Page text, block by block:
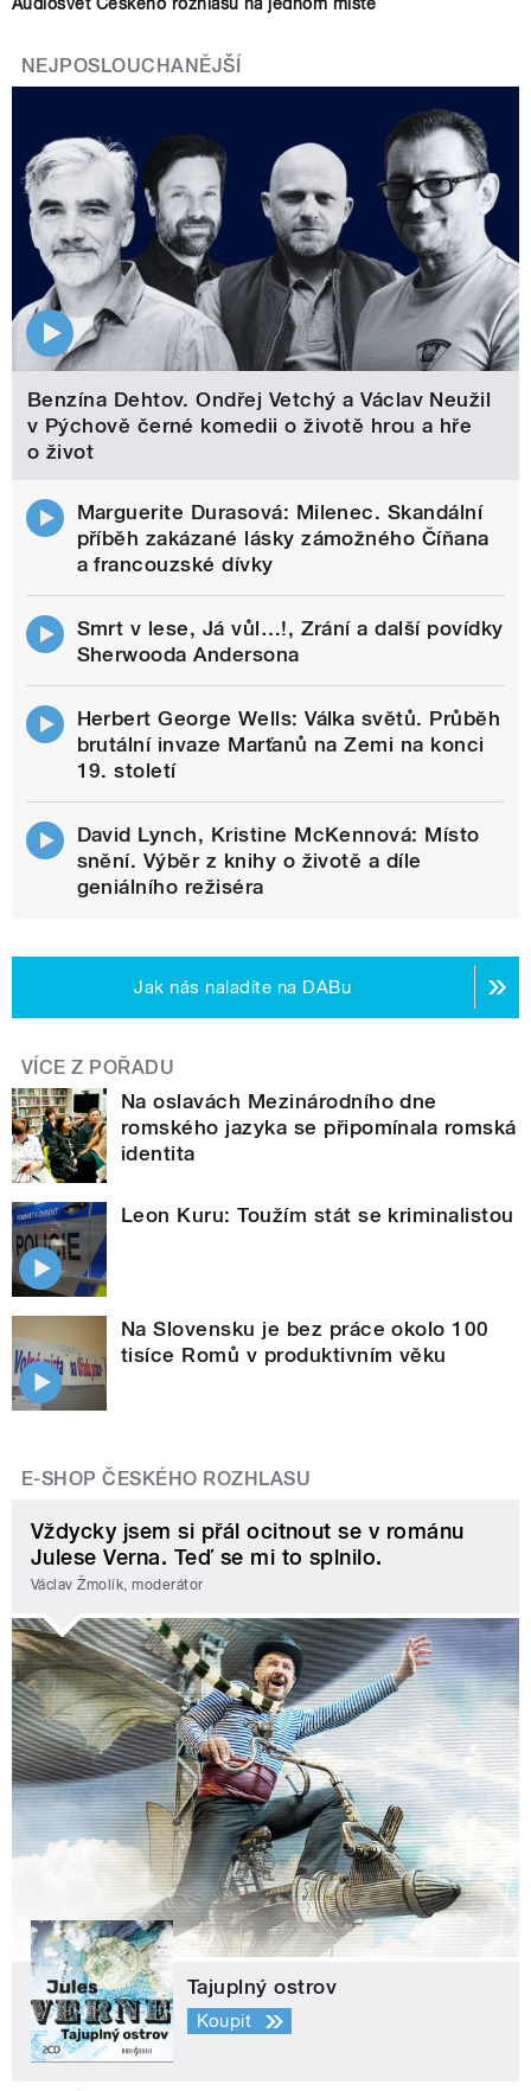
NEJPOSLOUCHANĚJŠÍ
Benzína Dehtov. Ondřej Vetchý a Václav Neužil
v Pýchově černé komedii o životě hrou a hře
o život
Marguerite Durasová: Milenec. Skandální
příběh zakázané lásky zámožného Číňana
a francouzské dívky
Smrt v lese, Já vůl…!, Zrání a další povídky
Sherwooda Andersona
Herbert George Wells: Válka světů. Průběh
brutální invaze Marťanů na Zemi na konci
19. století
David Lynch, Kristine McKennová: Místo
snění. Výběr z knihy o životě a díle
geniálního režiséra
Jak nás naladíte na DABu
VÍCE Z POŘADU
Na oslavách Mezinárodního dne
romského jazyka se připomínala romská
identita
Leon Kuru: Toužím stát se kriminalistou
Na Slovensku je bez práce okolo 100
tisíce Romů v produktivním věku
E-SHOP ČESKÉHO ROZHLASU
Vždycky jsem si přál ocitnout se v románu
Julese Verna. Teď se mi to splnilo.
Václav Žmolík, moderátor
Tajuplný ostrov
Koupit